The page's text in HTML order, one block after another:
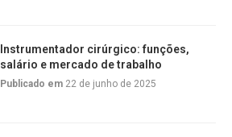
Instrumentador cirúrgico: funções,
salário e mercado de trabalho
Publicado em 22 de junho de 2025